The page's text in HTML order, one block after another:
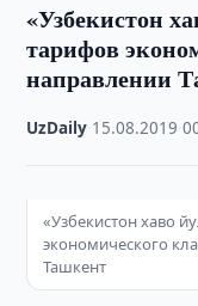
«Узбекистон
тарифов
направлении
UzDaily 15.08.2019 ·
«Узбекистон хаво
экономического
Ташкент